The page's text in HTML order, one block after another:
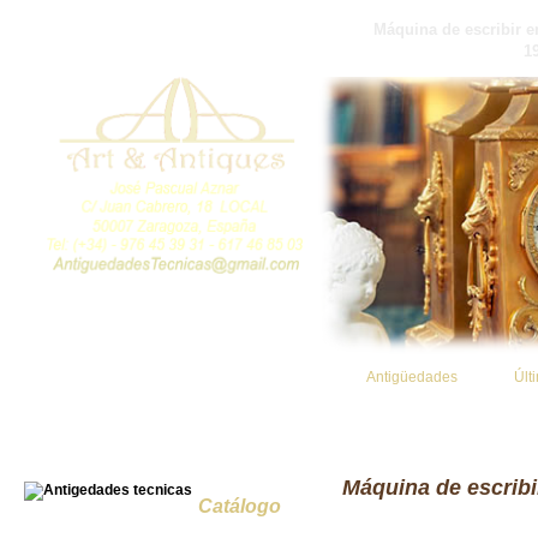
Antigüedades
Catálogo
Máquina de